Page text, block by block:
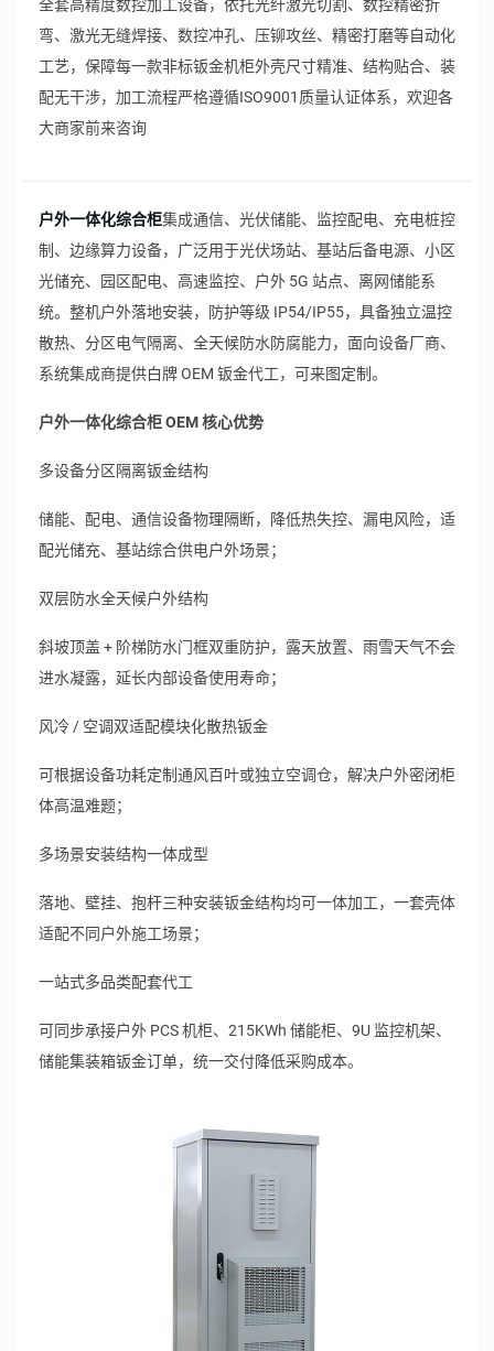
全套高精度数控加工设备，依托光纤激光切割、数控精密折
弯、激光无缝焊接、数控冲孔、压铆攻丝、精密打磨等自动化
工艺，保障每一款非标钣金机柜外壳尺寸精准、结构贴合、装
配无干涉，加工流程严格遵循ISO9001质量认证体系，欢迎各
大商家前来咨询
户外一体化综合柜集成通信、光伏储能、监控配电、充电桩控
制、边缘算力设备，广泛用于光伏场站、基站后备电源、小区
光储充、园区配电、高速监控、户外 5G 站点、离网储能系
统。整机户外落地安装，防护等级 IP54/IP55，具备独立温控
散热、分区电气隔离、全天候防水防腐能力，面向设备厂商、
系统集成商提供白牌 OEM 钣金代工，可来图定制。
户外一体化综合柜 OEM 核心优势
多设备分区隔离钣金结构
储能、配电、通信设备物理隔断，降低热失控、漏电风险，适
配光储充、基站综合供电户外场景；
双层防水全天候户外结构
斜坡顶盖 + 阶梯防水门框双重防护，露天放置、雨雪天气不会
进水凝露，延长内部设备使用寿命；
风冷 / 空调双适配模块化散热钣金
可根据设备功耗定制通风百叶或独立空调仓，解决户外密闭柜
体高温难题；
多场景安装结构一体成型
落地、壁挂、抱杆三种安装钣金结构均可一体加工，一套壳体
适配不同户外施工场景；
一站式多品类配套代工
可同步承接户外 PCS 机柜、215KWh 储能柜、9U 监控机架、
储能集装箱钣金订单，统一交付降低采购成本。